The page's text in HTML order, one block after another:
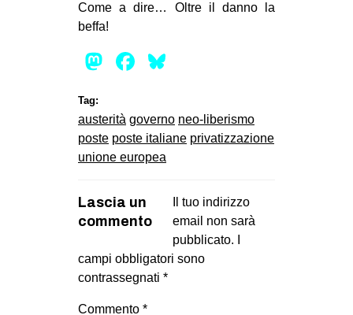
Come a dire… Oltre il danno la
beffa!
Mastodon
Facebook
Tag:
austerità governo neo-liberismo
poste poste italiane privatizzazione
unione europea
Lascia un
commento
Il tuo indirizzo
email non sarà
pubblicato.
campi obbligatori sono
contrassegnati *
Commento *